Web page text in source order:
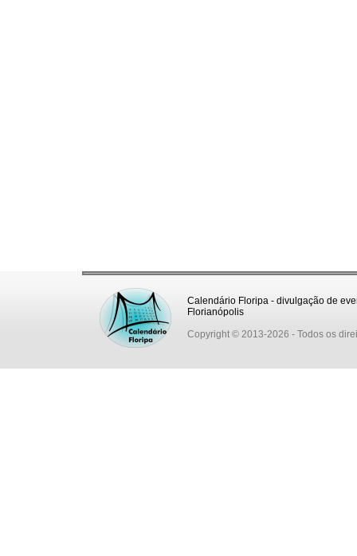
Calendário Floripa - divulgação de
Florianópolis
Copyright © 2013-2026 - Todos os